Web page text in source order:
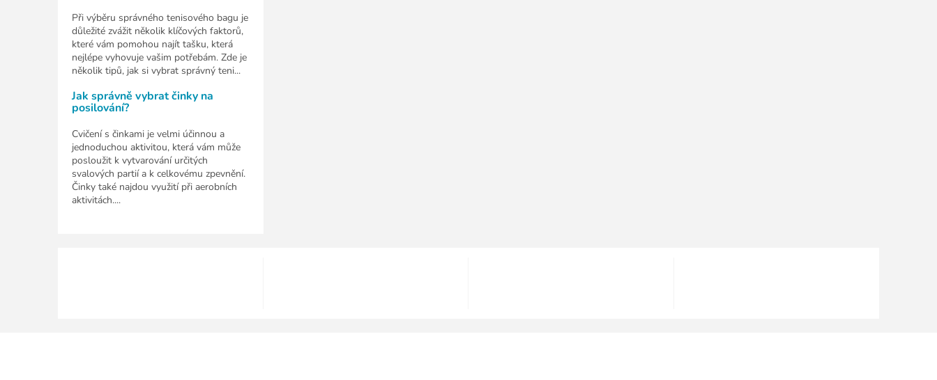
Při výběru správného tenisového bagu je
důležité zvážit několik klíčových faktorů,
které vám pomohou najít tašku, která
nejlépe vyhovuje vašim potřebám. Zde je
několik tipů, jak si vybrat správný teni...
Jak správně vybrat činky na
posilování?
Cvičení s činkami je velmi účinnou a
jednoduchou aktivitou, která vám může
posloužit k vytvarování určitých
svalových partií a k celkovému zpevnění.
Činky také najdou využití při aerobních
aktivitách....